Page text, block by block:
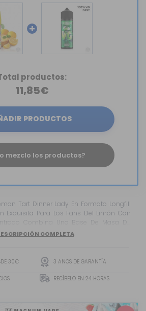
+
productos:
11,85€
PRODUCTOS
mezclo los productos?
Exquisita Para Los Fans Del Limón Con
Combina Una Base De Masa De
Con Un Relleno De Limón Ácido,
COMPLETA
30€ 3 AÑOS DE GARANTÍA
RECÍBELO EN 24 HORAS